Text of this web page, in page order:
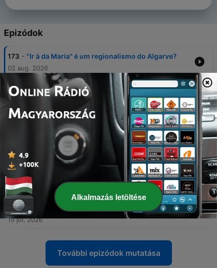
Epizódok
173 - "Ir à da Maria" é um regionalismo do Algarve?
02 aug. 2026
172 -
Férias em Espanha? Olhe duas vezes para as
placas da estrada
Afinal, diz-se "trocar" ou "destrocar" uma nota?
— Dúvidas
170 - A língua espanhola é mais fácil de organizar do
19 júl. 2026
169 - Porque é que traduzimos os nomes dos reis? —
Dúvidas
15 júl. 2026
További epizódok mutatása
Alkalmazás letöltése